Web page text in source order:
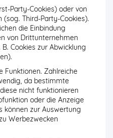
Party-Cookies) oder von
Third-Party-Cookies).
die Einbindung
von Drittunternehmen
Cookies zur Abwicklung
Funktionen. Zahlreiche
da bestimmte
nicht funktionieren
oder die Anzeige
können zur Auswertung
Werbezwecken